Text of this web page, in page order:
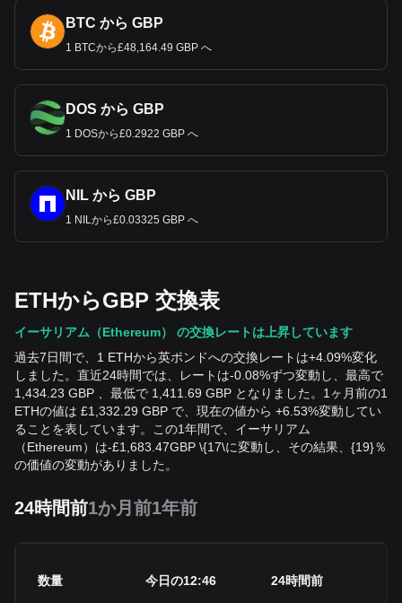
BTC から GBP
1 BTCから£48,164.49 GBP へ
DOS から GBP
1 DOSから£0.2922 GBP へ
NIL から GBP
1 NILから£0.03325 GBP へ
ETHからGBP 交換表
イーサリアム（Ethereum） の交換レートは上昇しています
過去7日間で、1 ETHから英ポンドへの交換レートは+4.09%変化
しました。直近24時間では、レートは-0.08%ずつ変動し、最高で
1,434.23 GBP 、最低で 1,411.69 GBP となりました。1ヶ月前の1
ETHの値は £1,332.29 GBP で、現在の値から +6.53%変動してい
ることを表しています。この1年間で、イーサリアム
（Ethereum）は-£1,683.47GBP \{17\に変動し、その結果、{19}％
の価値の変動がありました。
24時間前1か月前1年前
数量 今日の12:46 24時間前